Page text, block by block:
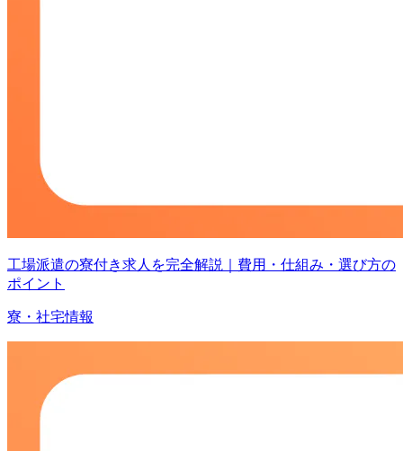
工場派遣の寮付き求人を完全解説｜費用・仕組み・選び方の
ポイント
寮・社宅情報